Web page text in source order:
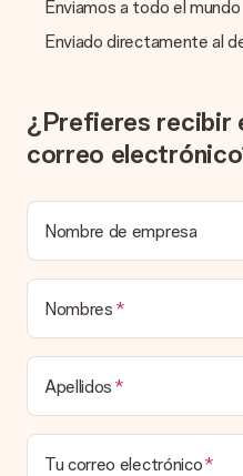
más que su increíble regalo!
envía? ¡Rellena nuestra
de la compra!
Enviamos a todo el mundo
Enviado directamente al
¿Prefieres recibir
correo
Nombre de empresa
Nombres
Apellidos
Tu correo electrónico